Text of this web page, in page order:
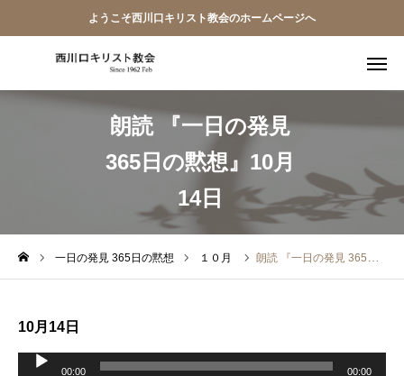
ようこそ西川口キリスト教会のホームページへ
朗読 『一日の発見
365日の黙想』10月
14日
一日の発見 365日の黙想 １０月 朗読 『一日の発見 365日の黙想』10月14日
10月14日
00:00 00:00
教会員ページ
ようこそ桜並木の教会へ
西川口キリスト教会 信仰告白